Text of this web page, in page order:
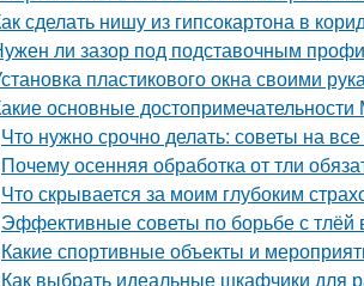
сделать нишу из гипсокартона в
ли зазор под подставочным
пластикового окна своими
основные
Что нужно срочно делать: советы на
Почему осенняя обработка от тли
Что скрывается за моим глубоким
Эффективные советы по борьбе с тлёй
Какие спортивные объекты и
Как выбрать идеальные шкафчики для